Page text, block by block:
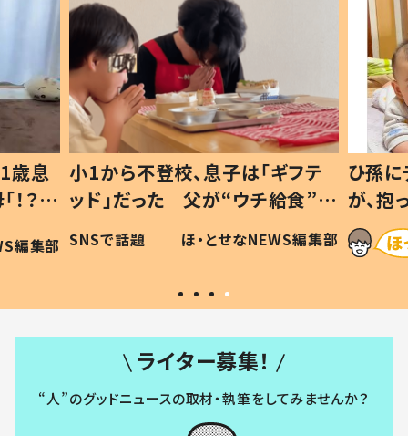
歳息
？」
編集部
小1から不登校、息子は「ギフテ
ッド」だった 父が“ウチ給食”を
作り続ける理由とは #令和の親
#令和の子
SNSで話題 ほ・とせなNEWS編集部
ひ孫
が、
「涙が
い」
ライター募集！
“人”のグッドニュースの取材・執筆をしてみませんか？